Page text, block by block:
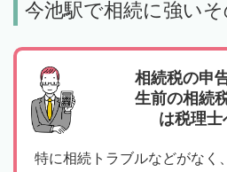
今池駅で相続に強い
相続税の申
生前の相続
は税理士
特に相続トラブルなどがなく